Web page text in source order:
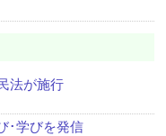
法が施行
･学びを発信